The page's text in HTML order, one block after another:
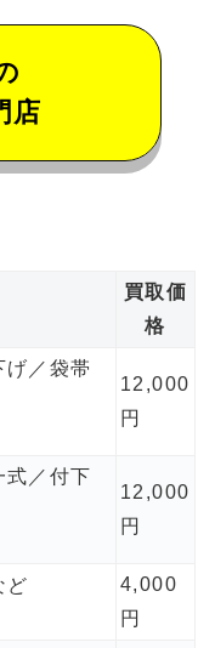
店
買取価
格
げ／袋帯
12,000
円
式／付下
12,000
円
ど
4,000
円